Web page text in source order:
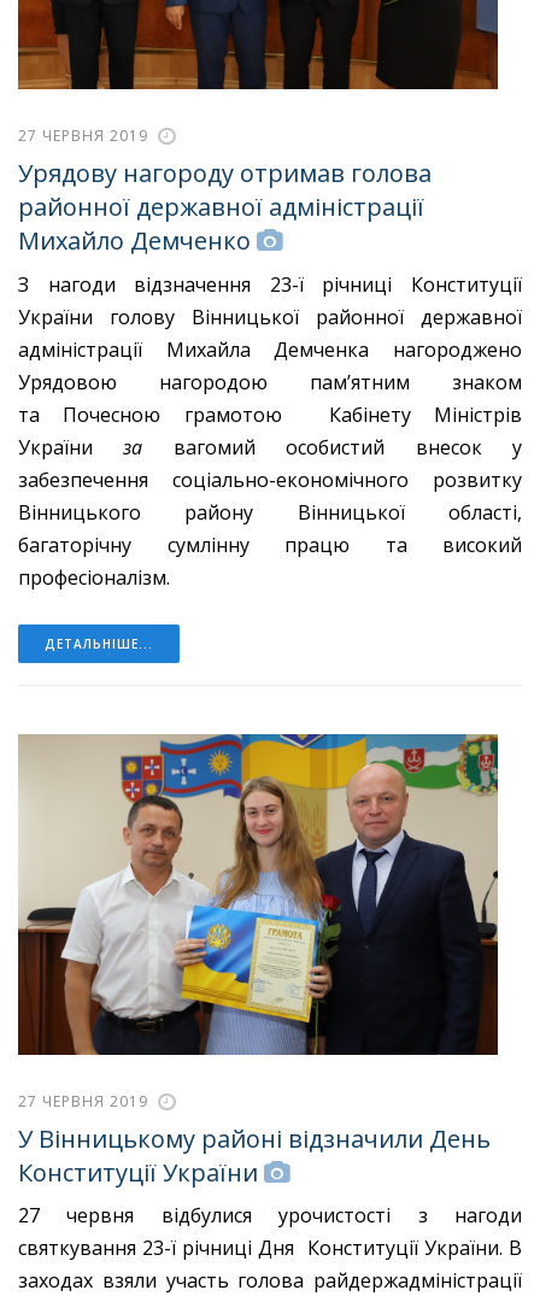
27 ЧЕРВНЯ 2019
Урядову нагороду отримав голова
районної державної адміністрації
Михайло Демченко
З нагоди відзначення 23-ї річниці Конституції
України голову Вінницької районної державної
адміністрації Михайла Демченка нагороджено
Урядовою нагородою пам’ятним знаком
та Почесною грамотою Кабінету Міністрів
України
за вагомий особистий внесок у
забезпечення соціально-економічного розвитку
Вінницького району Вінницької області,
багаторічну сумлінну працю та високий
професіоналізм.
ДЕТАЛЬНІШЕ...
27 ЧЕРВНЯ 2019
У Вінницькому районі відзначили День
Конституції України
27 червня відбулися урочистості з нагоди
святкування 23-ї річниці Дня Конституції України. В
заходах взяли участь голова райдержадміністрації